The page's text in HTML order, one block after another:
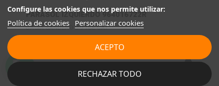
PARASOL IZQUIERDO 964016722R
DACIA SANDERO 0.9 TCE CAT
12,00 € Sin IVA
14,52 € Con IVA
Configure las cookies que nos permite utilizar:
Política de cookies Personalizar cookies
RECHAZAR TODO
ACEPTO